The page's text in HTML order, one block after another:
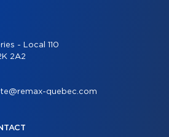
- Local 110
2A2
quebec.com